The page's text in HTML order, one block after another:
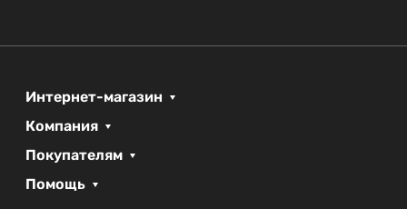
Интернет-магазин
Компания
Покупателям
Помощь